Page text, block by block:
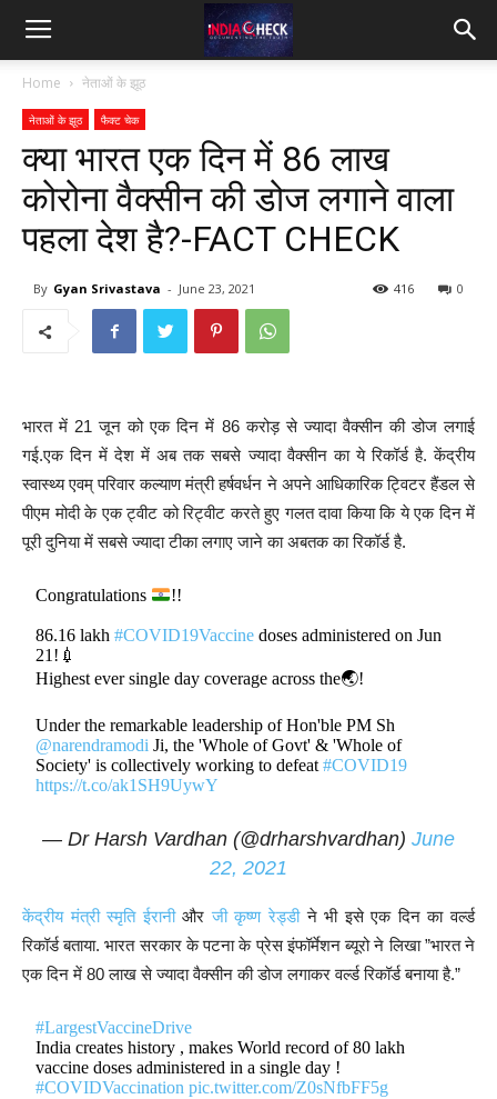
IndiaCheck
Home नेताओं के झूठ
नेताओं के झूठ फैक्ट चेक
क्या भारत एक दिन में 86 लाख
कोरोना वैक्सीन की डोज लगाने वाला
पहला देश है?-FACT CHECK
By Gyan Srivastava - June 23, 2021 0
416
भारत में 21 जून को एक दिन में 86 करोड़ से ज्यादा वैक्सीन की डोज लगाई
गई.एक दिन में देश में अब तक सबसे ज्यादा वैक्सीन का ये रिकॉर्ड है. केंद्रीय
स्वास्थ्य एवम् परिवार कल्याण मंत्री हर्षवर्धन ने अपने आधिकारिक ट्विटर हैंडल से
पीएम मोदी के एक ट्वीट को रिट्वीट करते हुए गलत दावा किया कि ये एक दिन में
पूरी दुनिया में सबसे ज्यादा टीका लगाए जाने का अबतक का रिकॉर्ड है.
Congratulations !!
86.16 lakh#COVID19Vaccine doses administered on Jun
21!💉
Highest ever single day coverage across the🌏!
Under the remarkable leadership of Hon'ble PM Sh
@narendramodi Ji, the 'Whole of Govt' & 'Whole of
Society' is collectively working to defeat#COVID19
https://t.co/ak1SH9UywY
— Dr Harsh Vardhan (@drharshvardhan) June
22, 2021
केंद्रीय मंत्री स्मृति ईरानीऔरजी कृष्ण रेड्डीने भी इसे एक दिन का वर्ल्ड
रिकॉर्ड बताया. भारत सरकार के पटना के प्रेस इंफॉर्मेशन ब्यूरो ने लिखा ”भारत ने
एक दिन में 80 लाख से ज्यादा वैक्सीन की डोज लगाकर वर्ल्ड रिकॉर्ड बनाया है.”
#LargestVaccineDrive
India creates history , makes World record of 80 lakh
vaccine doses administered in a single day !
#COVIDVaccination pic.twitter.com/Z0sNfbFF5g